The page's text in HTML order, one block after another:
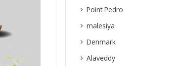
Point Pedro
malesiya
Denmark
Alaveddy